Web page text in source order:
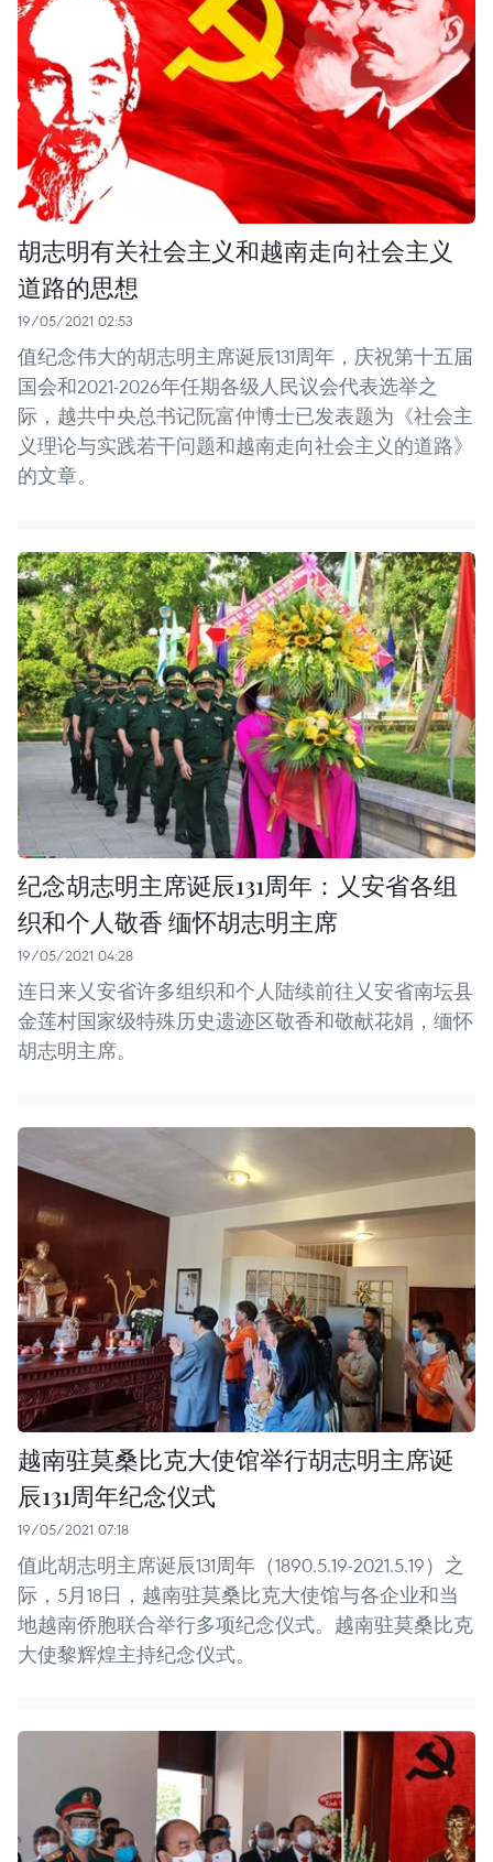
胡志明有关社会主义和越南走向社会主义
道路的思想
19/05/2021 02:53
值纪念伟大的胡志明主席诞辰131周年，庆祝第十五届
国会和2021-2026年任期各级人民议会代表选举之
际，越共中央总书记阮富仲博士已发表题为《社会主
义理论与实践若干问题和越南走向社会主义的道路》
的文章。
纪念胡志明主席诞辰131周年：乂安省各组
织和个人敬香 缅怀胡志明主席
19/05/2021 04:28
连日来乂安省许多组织和个人陆续前往乂安省南坛县
金莲村国家级特殊历史遗迹区敬香和敬献花娟，缅怀
胡志明主席。
越南驻莫桑比克大使馆举行胡志明主席诞
辰131周年纪念仪式
19/05/2021 07:18
值此胡志明主席诞辰131周年（1890.5.19-2021.5.19）之
际，5月18日，越南驻莫桑比克大使馆与各企业和当
地越南侨胞联合举行多项纪念仪式。越南驻莫桑比克
大使黎辉煌主持纪念仪式。